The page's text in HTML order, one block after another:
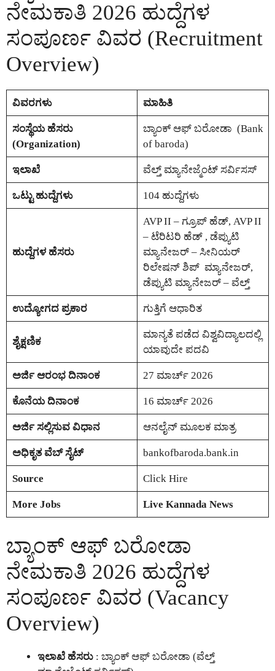
ನೇಮಕಾತಿ 2026 ಹುದ್ದೆಗಳ
ಸಂಪೂರ್ಣ ವಿವರ (Recruitment
Overview)
ವಿವರಗಳು ಮಾಹಿತಿ
ಸಂಸ್ಥೆಯ ಹೆಸರು
(Organization)
ಬ್ಯಾಂಕ್ ಆಫ್ ಬರೋಡಾ (Bank
of baroda)
ಇಲಾಖೆ ವೆಲ್ತ್ ಮ್ಯಾನೇಜ್ಮೆಂಟ್ ಸರ್ವಿಸಸ್
ಒಟ್ಟು ಹುದ್ದೆಗಳು 104 ಹುದ್ದೆಗಳು
ಹುದ್ದೆಗಳ ಹೆಸರು
AVP II – ಗ್ರೂಪ್ ಹೆಡ್, AVP II
– ಟೆರಿಟರಿ ಹೆಡ್ , ಡೆಪ್ಯುಟಿ
ಮ್ಯಾನೇಜರ್ – ಸೀನಿಯರ್
ರಿಲೇಷನ್ ಶಿಪ್ ಮ್ಯಾನೇಜರ್,
ಡೆಪ್ಯುಟಿ ಮ್ಯಾನೇಜರ್ – ವೆಲ್ತ್
ಉದ್ಯೋಗದ ಪ್ರಕಾರ ಗುತ್ತಿಗೆ ಆಧಾರಿತ
ಶೈಕ್ಷಣಿಕ
ಮಾನ್ಯತೆ ಪಡೆದ ವಿಶ್ವವಿದ್ಯಾಲದಲ್ಲಿ
ಯಾವುದೇ ಪದವಿ
ಅರ್ಜಿ ಆರಂಭ ದಿನಾಂಕ 27 ಮಾರ್ಚ್ 2026
ಕೊನೆಯ ದಿನಾಂಕ 16 ಮಾರ್ಚ್ 2026
ಅರ್ಜಿ ಸಲ್ಲಿಸುವ ವಿಧಾನ ಆನಲೈನ್ ಮೂಲಕ ಮಾತ್ರ
ಅಧಿಕೃತ ವೆಬ್ ಸೈಟ್ bankofbaroda.bank.in
Source Click Hire
More Jobs Live Kannada News
ಬ್ಯಾಂಕ್ ಆಫ್ ಬರೋಡಾ
ನೇಮಕಾತಿ 2026 ಹುದ್ದೆಗಳ
ಸಂಪೂರ್ಣ ವಿವರ (Vacancy
Overview)
ಇಲಾಖೆ ಹೆಸರು : ಬ್ಯಾಂಕ್ ಆಫ್ ಬರೋಡಾ (ವೆಲ್ತ್